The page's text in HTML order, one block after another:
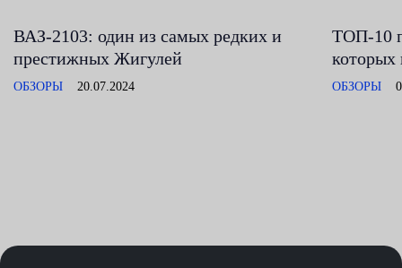
ВАЗ-2103: один из самых редких и
престижных Жигулей
ОБЗОРЫ 20.07.2024
ТОП-10
которых
ОБЗОРЫ